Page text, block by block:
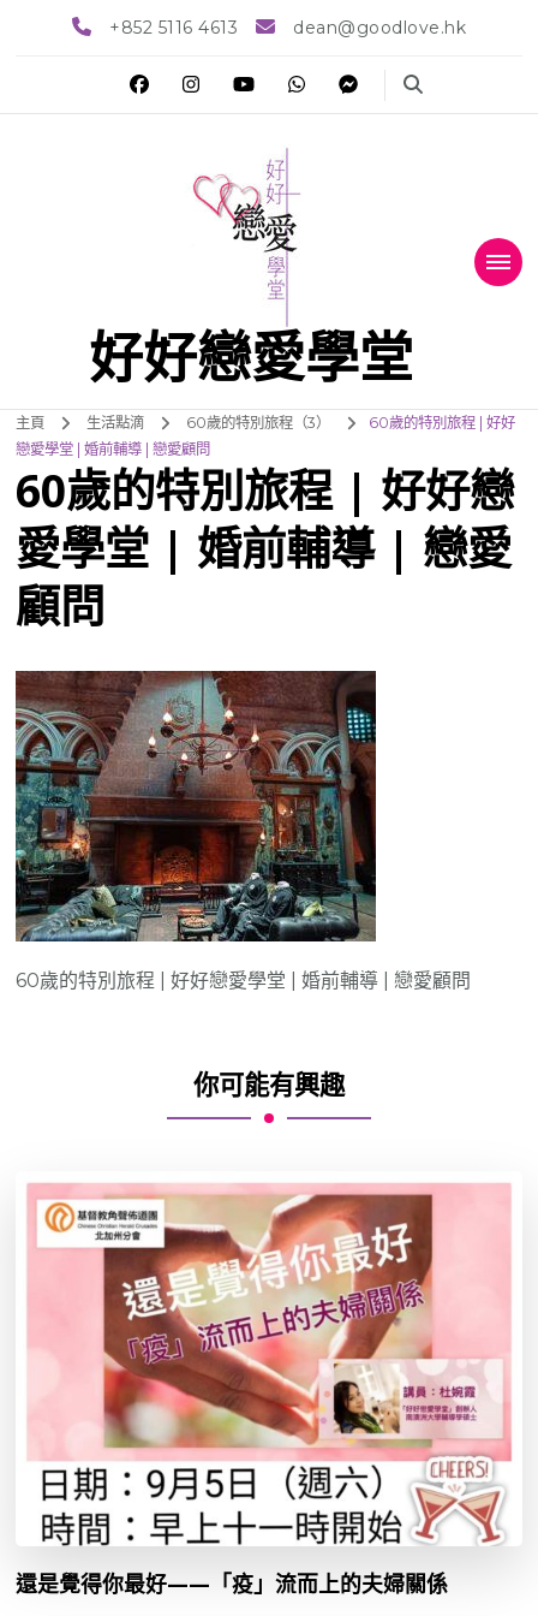
+852 5116 4613 dean@goodlove.hk
好好戀愛學堂
主頁 生活點滴 60歲的特別旅程（3）
60歲的特別旅程 | 好好
戀愛學堂 | 婚前輔導 | 戀愛顧問
60歲的特別旅程 | 好好戀
愛學堂 | 婚前輔導 | 戀愛
顧問
60歲的特別旅程 | 好好戀愛學堂 | 婚前輔導 | 戀愛顧問
你可能有興趣
還是覺得你最好——「疫」流而上的夫婦關係